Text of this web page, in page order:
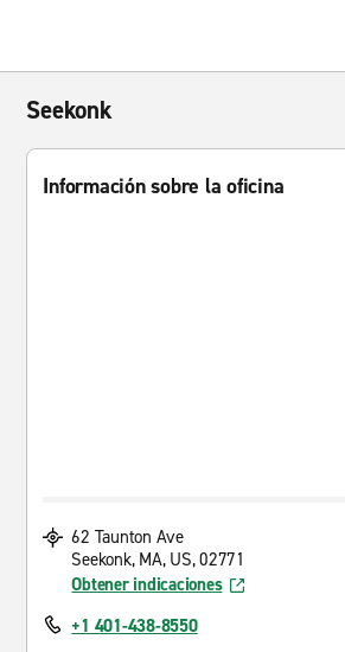
Seekonk
Información sobre la oficina
62 Taunton Ave
Seekonk, MA, US, 02771
Obtener indicaciones
+1 401-438-8550